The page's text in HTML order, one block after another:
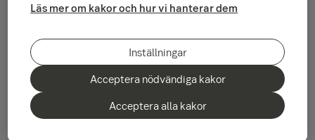
serier till matkassar. Avbetalningarna har också ökat – vissa
butiker erbjuder själva lösningar för att delbetala, och så finns
det tjänster som Klarna, där ”betala sen” går att välja för det
allra mesta. Men det tar inte slut där. Billeasing – avtal om att
hyra en ny bil under en längre tid, i stället för att köpa den –
har exploderat. 2014 fanns knappt 30 000
privatleasade
Läs mer om kakor och hur vi hanterar dem
Inställningar
Acceptera nödvändiga kakor
Acceptera alla kakor